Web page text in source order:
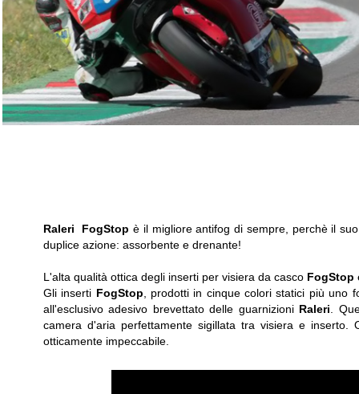
Raleri FogStop è il migliore antifog di sempre, perchè il
duplice azione: assorbente e drenante!
L'alta qualità ottica degli inserti per visiera da casco FogStop
Gli inserti FogStop
prodotti in cinque colori statici più uno
all'esclusivo adesivo brevettato delle guarnizioni Raleri .
camera d'aria perfettamente sigillata tra visiera e
otticamente impeccabile